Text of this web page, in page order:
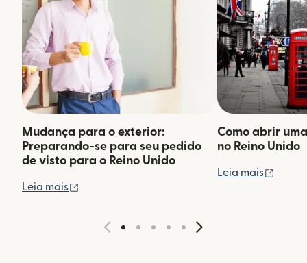
Mudança para o exterior:
Preparando-se para seu pedido
de visto para o Reino Unido
Leia mais
Como abrir
no Reino Unido
Leia mais